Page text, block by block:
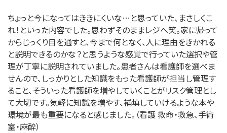
ちょっと今になってはききにくいな…と思っていた、まさしくこ
れ！といった内容でした。思わずそのままレジへ笑。家に帰って
からじっくり目を通すと、今まで何となく、人に理由をきかれる
と説明できるのかな？と思うような感覚で行っていた選択や管
理が丁寧に説明されていました。患者さんは看護師を選べま
せんので、しっかりとした知識をもった看護師が担当し管理す
ること、そういった看護師を増やしていくことがリスク管理とし
て大切です。気軽に知識を増やす、補填していけるような本や
環境が最も重要になると感じました。（看護 救命・救急、手術
室・麻酔）